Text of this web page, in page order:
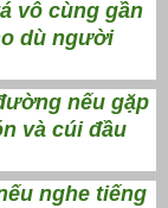
vô cùng gần
dù người
nếu gặp
và cúi đầu
nghe tiếng